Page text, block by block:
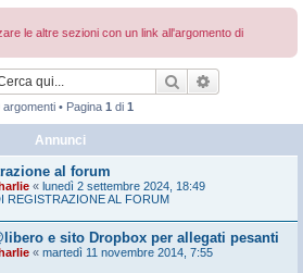
le altre sezioni con un link all'argomento di
Cerca
argomenti • Pagina 1 di 1
Annunci
al forum
« lunedì 2 settembre 2024, 18:49
REGISTRAZIONE AL FORUM
e sito Dropbox per allegati pesanti
« martedì 11 novembre 2014, 7:55